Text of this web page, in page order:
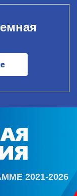
2021-2026